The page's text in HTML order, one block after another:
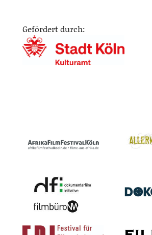
Gefördert durch: